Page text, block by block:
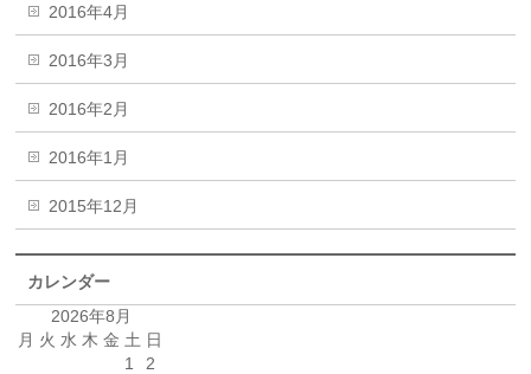
2016年4月
2016年3月
2016年2月
2016年1月
2015年12月
カレンダー
2026年8月
月 火 水 木 金 土 日
1
2